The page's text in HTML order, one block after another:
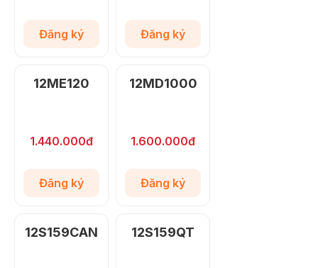
Đăng ký Đăng ký
12ME120
1.440.000đ
Đăng ký
12MD1000
1.600.000đ
Đăng ký
12S159CAN 12S159QT